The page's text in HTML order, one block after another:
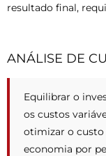
resultado final,
ANÁLISE DE
Equilibrar o
os custos
otimizar o custo
economia por